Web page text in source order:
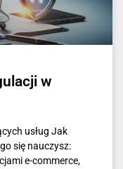
w
usług Jak
się nauczysz:
e-commerce,